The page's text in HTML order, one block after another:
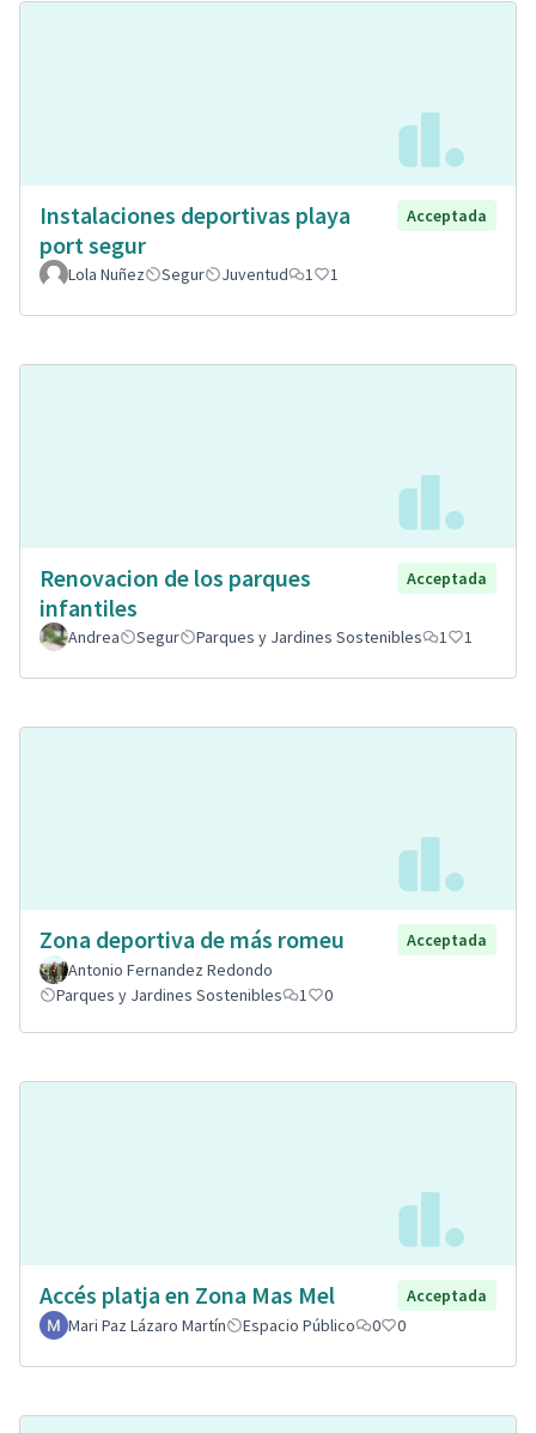
Instalaciones deportivas playa
port segur
Acceptada
Lola Nuñez Segur Juventud 1 1
Renovacion de los parques
infantiles
Acceptada
Andrea Segur Parques y Jardines Sostenibles 1 1
Zona deportiva de más romeu
Acceptada
Antonio Fernandez Redondo
Parques y Jardines Sostenibles
1 0
Accés platja en Zona Mas Mel
Acceptada
Mari Paz Lázaro Martín
Espacio Público 0 0